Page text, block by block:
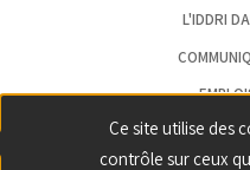
L'IDDRI
Ce site utilise des
contrôle sur ceux